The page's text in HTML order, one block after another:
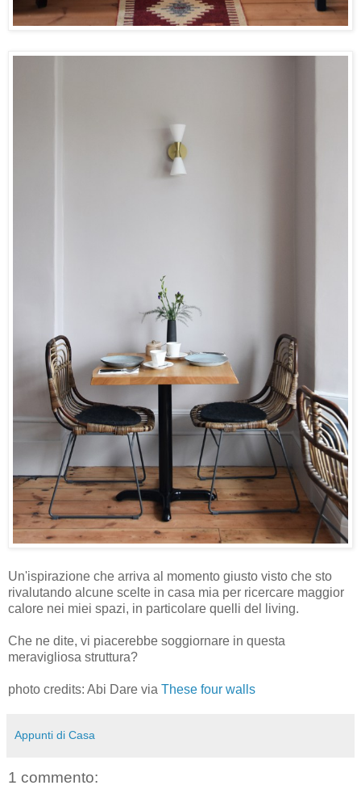
Un'ispirazione che arriva al momento giusto visto che sto
rivalutando alcune scelte in casa mia per ricercare maggior
calore nei miei spazi, in particolare quelli del living.
Che ne dite, vi piacerebbe soggiornare in questa
meravigliosa struttura?
photo credits: Abi Dare via These four walls
Appunti di Casa
1 commento: